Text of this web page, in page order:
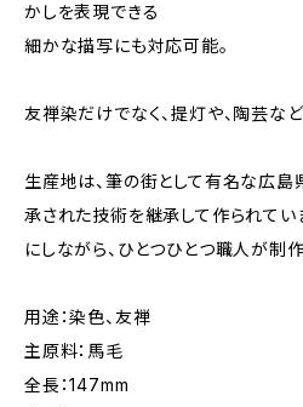
かしを表現できる
細かな描写にも対応可能。
友禅染だけでなく、提灯や、陶芸な
生産地は、筆の街として有名な広島
承された技術を継承して作られてい
にしながら、ひとつひとつ職人が制作
用途：染色、友禅
主原料：馬毛
全長：147mm